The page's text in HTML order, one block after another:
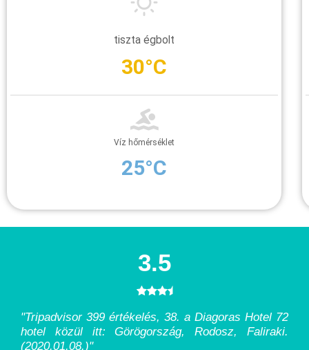
tiszta égbolt
30°C
Víz hőmérséklet
25°C
3.5
"Tripadvisor 399 értékelés, 38. a Diagoras Hotel 72
hotel közül itt: Görögország, Rodosz, Faliraki.
(2020.01.08.)"